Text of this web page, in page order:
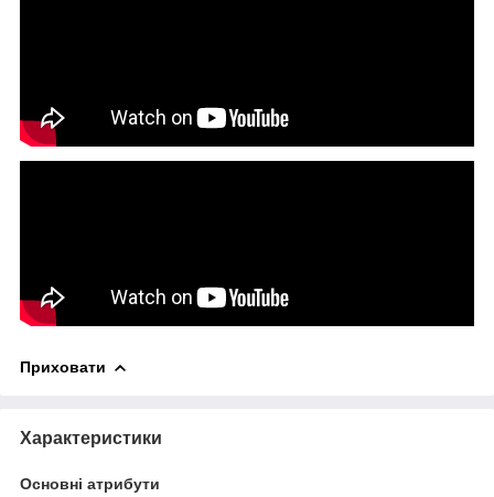
Приховати
Характеристики
Основні атрибути